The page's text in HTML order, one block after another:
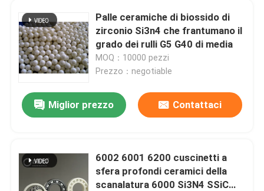
Palle ceramiche di biossido di
zirconio Si3n4 che frantumano il
grado dei rulli G5 G40 di media
MOQ：10000 pezzi
Prezzo：negotiable
Miglior prezzo Contattaci
6002 6001 6200 cuscinetti a
sfera profondi ceramici della
scanalatura 6000 Si3N4 SSiC